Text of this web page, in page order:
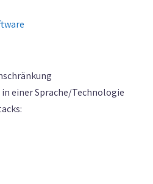
einer Sprache/Technologie